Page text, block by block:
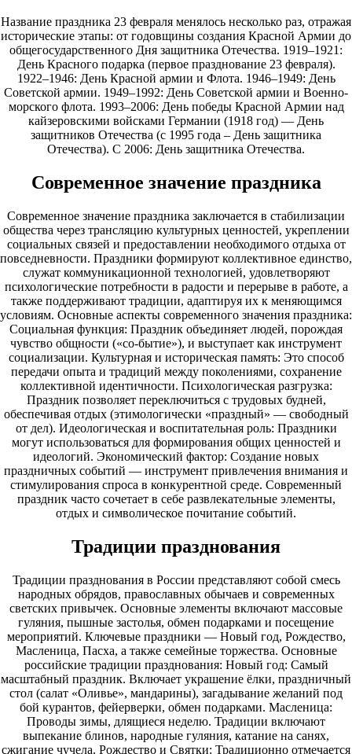
Название праздника 23 февраля менялось несколько раз, отражая
исторические этапы: от годовщины создания Красной Армии до
общегосударственного Дня защитника Отечества. 1919–1921 :
День Красного подарка (первое празднование 23февраля).
1922–1946: День Красной армии и Флота. 1946–1949: День
Советской армии. 1949–1992: День Советской армии и Военно-
морского флота. 1993–2006: День победы Красной Армии над
кайзеровскими войсками Германии (1918 год) — День
защитников Отечества (с 1995 года – День защитника
Отечества). С 2006: День защитника Отечества.
Современное значение праздника
Современное значение праздника заключается в стабилизации
общества через трансляцию культурных ценностей, укреплении
социальных связей и предоставлении необходимого отдыха от
повседневности. Праздники формируют коллективное единство,
служат коммуникационной технологией, удовлетворяют
психологические потребности в радости и перерыве в работе, а
также поддерживают традиции, адаптируя их к меняющимся
условиям. Основные аспекты современного значения праздника:
Социальная функция: Праздник объединяет людей, порождая
чувство общности («со-бытие»), и выступает как инструмент
социализации. Культурная и историческая память: Это способ
передачи опыта и традиций между поколениями, сохранение
коллективной идентичности. Психологическая разгрузка:
Праздник позволяет переключиться с трудовых будней,
обеспечивая отдых (этимологически «праздный» — свободный
от дел). Идеологическая и воспитательная роль: Праздники
могут использоваться для формирования общих ценностей и
идеологий. Экономический фактор: Создание новых
праздничных событий — инструмент привлечения внимания и
стимулирования спроса в конкурентной среде. Современный
праздник часто сочетает в себе развлекательные элементы,
отдых и символическое почитание событий.
Традиции празднования
Традиции празднования в России представляют собой смесь
народных обрядов, православных обычаев и современных
светских привычек. Основные элементы включают массовые
гуляния, пышные застолья, обмен подарками и посещение
мероприятий. Ключевые праздники — Новый год, Рождество,
Масленица, Пасха, а также семейные торжества. Основные
российские традиции празднования: Новый год: Самый
масштабный праздник. Включает украшение ёлки, праздничный
стол (салат «Оливье», мандарины), загадывание желаний под
бой курантов, фейерверки, обмен подарками. Масленица:
Проводы зимы, длящиеся неделю. Традиции включают
выпекание блинов, народные гуляния, катание на санях,
сжигание чучела. Рождество и Святки: Традиционно отмечается